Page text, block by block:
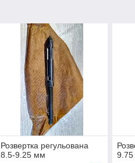
Розвертка регульована
8.5-9.25 мм